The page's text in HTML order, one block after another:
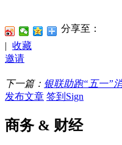
分享至：
| 收藏
邀请
下一篇： 银联助跑“五一”
发布文章 签到Sign
商务 & 财经